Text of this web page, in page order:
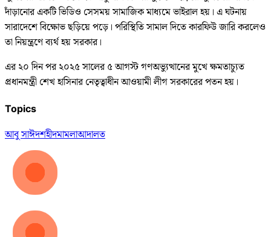
দাঁড়ানোর একটি ভিডিও সেসময় সামাজিক মাধ্যমে ভাইরাল হয়। এ ঘটনায়
সারাদেশে বিক্ষোভ ছড়িয়ে পড়ে। পরিস্থিতি সামাল দিতে কারফিউ জারি করলেও
তা নিয়ন্ত্রণে ব্যর্থ হয় সরকার।
এর ২০ দিন পর ২০২৫ সালের ৫ আগস্ট গণঅভ্যুত্থানের মুখে ক্ষমতাচ্যুত
প্রধানমন্ত্রী শেখ হাসিনার নেতৃত্বাধীন আওয়ামী লীগ সরকারের পতন হয়।
Topics
আবু সাঈদশহীদমামলাআদালত